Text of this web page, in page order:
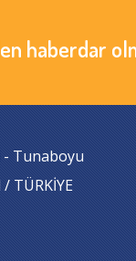
haberdar
- Tunaboyu
TÜRKİYE